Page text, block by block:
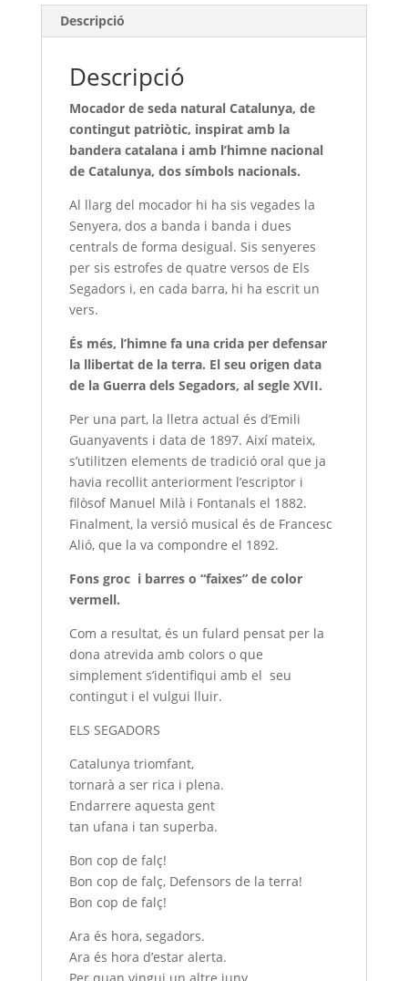
Descripció
Descripció
Mocador de seda natural Catalunya, de
contingut patriòtic, inspirat amb la
bandera catalana i amb l’himne nacional
de Catalunya, dos símbols nacionals.
Al llarg del mocador hi ha sis vegades la
Senyera, dos a banda i banda i dues
centrals de forma desigual. Sis senyeres
per sis estrofes de quatre versos de Els
Segadors i, en cada barra, hi ha escrit un
vers.
És més, l’himne fa una crida per defensar
la llibertat de la terra. El seu origen data
de la Guerra dels Segadors, al segle XVII.
Per una part, la lletra actual és d’Emili
Guanyavents i data de 1897. Així mateix,
s’utilitzen elements de tradició oral que ja
havia recollit anteriorment l’escriptor i
filòsof Manuel Milà i Fontanals el 1882.
Finalment, la versió musical és de Francesc
Alió, que la va compondre el 1892.
Fons groc i barres o “faixes” de color
vermell.
Com a resultat, és un fulard pensat per la
dona atrevida amb colors o que
simplement s’identifiqui amb el seu
contingut i el vulgui lluir.
ELS SEGADORS
Catalunya triomfant,
tornarà a ser rica i plena.
Endarrere aquesta gent
tan ufana i tan superba.
Bon cop de falç!
Bon cop de falç, Defensors de la terra!
Bon cop de falç!
Ara és hora, segadors.
Ara és hora d’estar alerta.